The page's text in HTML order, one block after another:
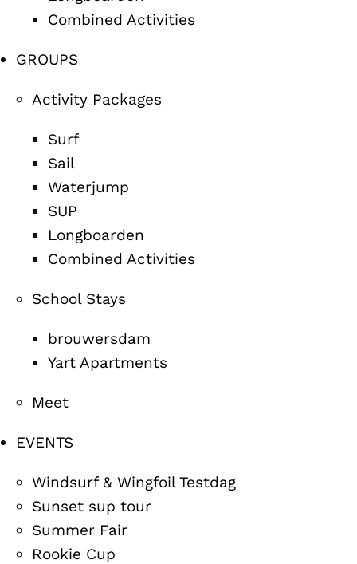
Combined Activities
GROUPS
Activity Packages
Surf
Sail
Waterjump
SUP
Longboarden
Combined Activities
School Stays
brouwersdam
Yart Apartments
Meet
EVENTS
Windsurf & Wingfoil Testdag
Sunset sup tour
Summer Fair
Rookie Cup